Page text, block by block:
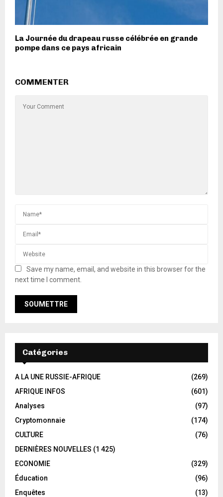
La Journée du drapeau russe célébrée en grande
pompe dans ce pays africain
COMMENTER
Save my name, email, and website in this browser for the
next time I comment.
Catégories
A LA UNE RUSSIE-AFRIQUE
(269)
AFRIQUE INFOS
(601)
Analyses
(97)
Cryptomonnaie
(174)
CULTURE
(76)
DERNIÈRES NOUVELLES (1 425)
ECONOMIE
(329)
Éducation
(96)
Enquêtes
(13)